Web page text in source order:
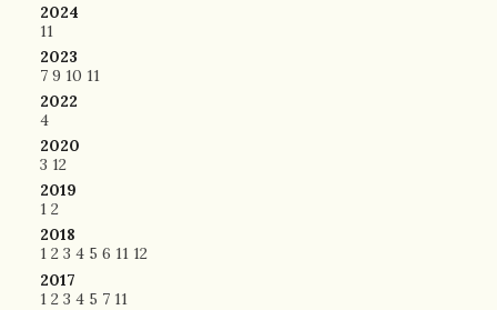
2024
11
2023
7 9 10 11
2022
4
2020
3 12
2019
1 2
2018
1 2 3 4 5 6 11 12
2017
1 2 3 4 5 7 11